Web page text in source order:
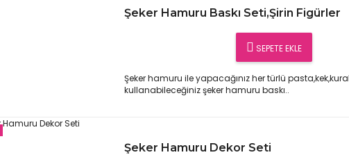
Şeker Hamuru Baskı Seti,Şirin Figürler
SEPETE EKLE
Şeker hamuru ile yapacağınız her türlü
kullanabileceğiniz şeker hamuru baskı..
Şeker Hamuru Dekor Seti